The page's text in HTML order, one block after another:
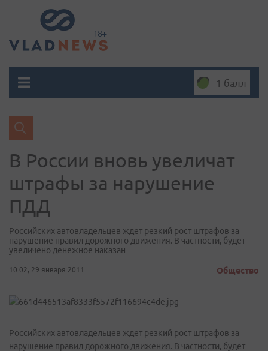
1 балл
В России вновь увеличат
штрафы за нарушение
ПДД
Российских автовладельцев ждет резкий рост штрафов за
нарушение правил дорожного движения. В частности, будет
увеличено денежное наказан
10:02, 29 января 2011 Общество
Российских автовладельцев ждет резкий рост штрафов за
нарушение правил дорожного движения. В частности, будет